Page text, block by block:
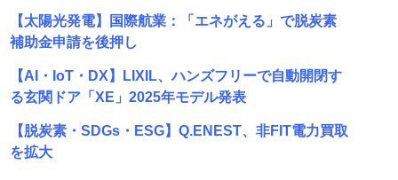
【太陽光発電】国際航業：「エネがえる」で脱炭素
補助金申請を後押し
【AI・IoT・DX】LIXIL、ハンズフリーで自動開閉す
る玄関ドア「XE」2025年モデル発表
【脱炭素・SDGs・ESG】Q.ENEST、非FIT電力買取
を拡大